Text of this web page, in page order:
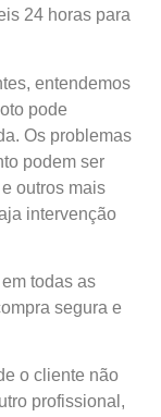
24 horas para
entendemos
pode
Os problemas
podem ser
outros mais
intervenção
todas as
segura e
o cliente não
profissional,